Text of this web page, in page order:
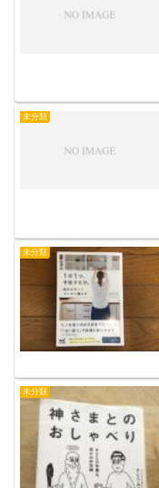
未分類
未分類
未分類